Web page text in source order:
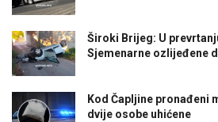
Široki Brijeg: U
Sjemenarne ozlijeđene
Kod Čapljine pronađeni
dvije osobe uhićene